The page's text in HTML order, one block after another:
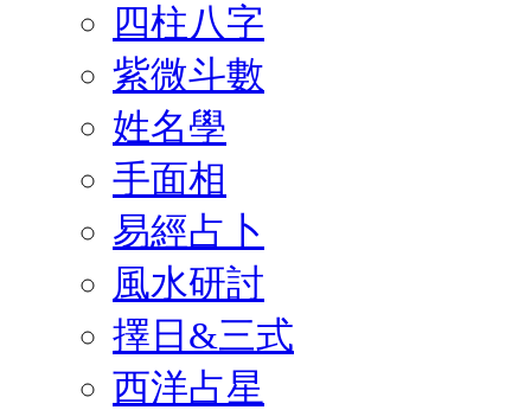
四柱八字
紫微斗數
姓名學
手面相
易經占卜
風水研討
擇日&三式
西洋占星